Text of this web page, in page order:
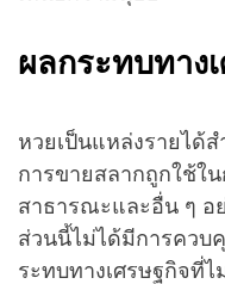
ผลกระทบทาง
หวยเป็นแหล่งรายได้
การขายสลากถูกใช้ใ
สาธารณะและอื่น ๆ อ
ส่วนนี้ไม่ได้มีการควบ
ระทบทางเศรษฐกิจที่ไ